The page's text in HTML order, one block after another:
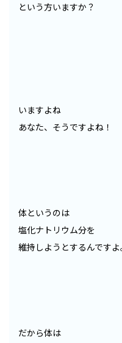
という方いますか？
いますよね
あなた、そうですよね！
体というのは
塩化ナトリウム分を
維持しようとするんですよ
だから体は